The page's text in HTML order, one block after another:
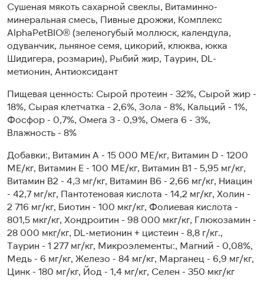
Сушеная мякоть сахарной свеклы, Витаминно-
минеральная смесь, Пивные дрожжи, Комплекс
AlphaPetBIO® (зеленогубый моллюск, календула,
одуванчик, льняное семя, цикорий, клюква, юкка
Шидигера, розмарин), Рыбий жир, Таурин, DL-
метионин, Антиоксидант
Пищевая ценность: Сырой протеин - 32%, Сырой жир -
18%, Сырая клетчатка - 2,6%, Зола - 8%, Кальций - 1%,
Фосфор - 0,7%, Омега 3 - 0,9%, Омега 6 - 3%,
Влажность - 8%
Добавки:, Витамин А - 15 000 МЕ/кг, Витамин D - 1200
МЕ/кг, Витамин Е - 100 МЕ/кг, Витамин В1 - 5,95 мг/кг,
Витамин В2 - 4,3 мг/кг, Витамин B6 - 2,66 мг/кг, Ниацин
- 42,7 мг/кг, Пантотеновая кислота - 14,2 мг/кг, Холин -
2 716 мг/кг, Биотин - 100 мкг/кг, Фолиевая кислота -
801,5 мкг/кг, Хондроитин - 98 000 мкг/кг, Глюкозамин -
28 000 мкг/кг, DL-метионин + цистеин - 8,8 г/кг.,
Таурин - 1 277 мг/кг, Микроэлементы:, Магний - 0,08%,
Медь - 6 мг/кг, Железо - 84 мг/кг, Марганец - 6,9 мг/кг,
Цинк - 180 мг/кг, Йод - 1,4 мг/кг, Селен - 350 мкг/кг